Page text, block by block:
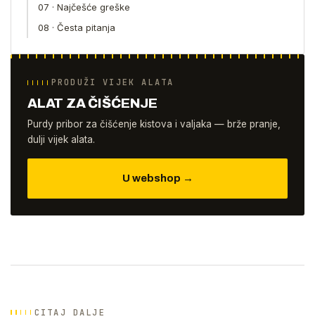
07 · Najčešće greške
08 · Česta pitanja
PRODUŽI VIJEK ALATA
ALAT ZA ČIŠĆENJE
Purdy pribor za čišćenje kistova i valjaka — brže pranje,
dulji vijek alata.
U webshop →
CITAJ DALJE